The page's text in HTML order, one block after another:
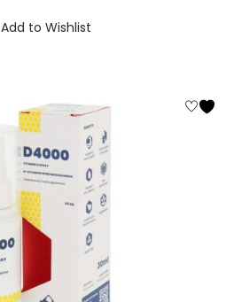
Add to Wishlist